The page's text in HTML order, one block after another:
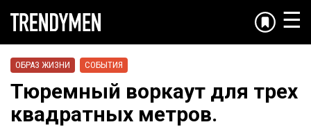
☰
ОБРАЗ ЖИЗНИ СОБЫТИЯ
Тюремный воркаут для трех
квадратных метров.